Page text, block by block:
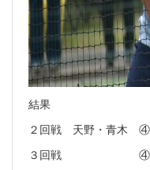
結果
２回戦 天野・青木 ④
３回戦 ④ー０ 岡